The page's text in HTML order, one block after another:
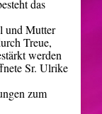
das
und Mutter
Treue,
werden
Sr. Ulrike
zum